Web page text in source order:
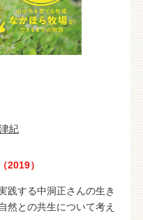
紀
2019）
践する中洞正さんの生き
然との共生について考え